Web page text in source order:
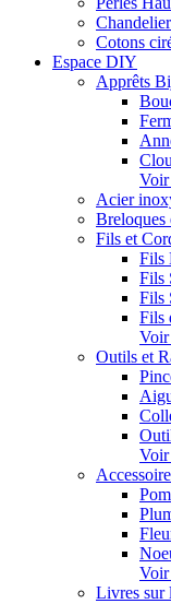
Cotons
Espace DIY
Apprêts
Voir
Acier
Breloques
Fils et
Fils
Fils
Fils
Fils
Voir
Outils et
Voir
Voir
Livres sur